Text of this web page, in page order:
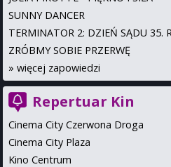
SUNNY DANCER
TERMINATOR 2: DZIEŃ SĄDU 35.
ZRÓBMY SOBIE PRZERWĘ
» więcej zapowiedzi
Repertuar Kin
Cinema City Czerwona Droga
Cinema City Plaza
Kino Centrum